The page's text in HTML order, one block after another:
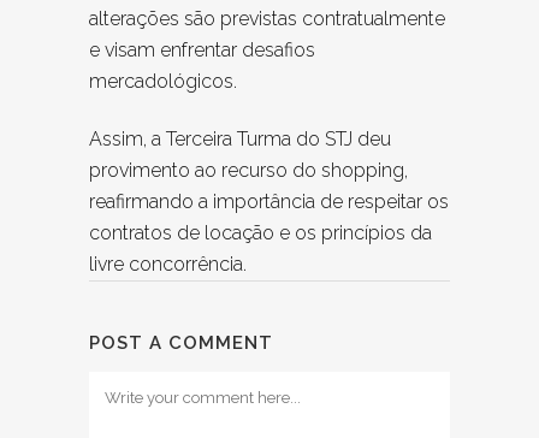
alterações são previstas contratualmente
e visam enfrentar desafios
mercadológicos.
Assim, a Terceira Turma do STJ deu
provimento ao recurso do shopping,
reafirmando a importância de respeitar os
contratos de locação e os princípios da
livre concorrência.
POST A COMMENT